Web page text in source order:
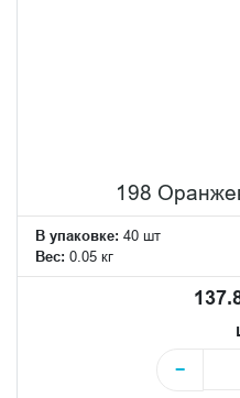
198
В упаковке: 40 шт
Вес: 0.05 кг
−